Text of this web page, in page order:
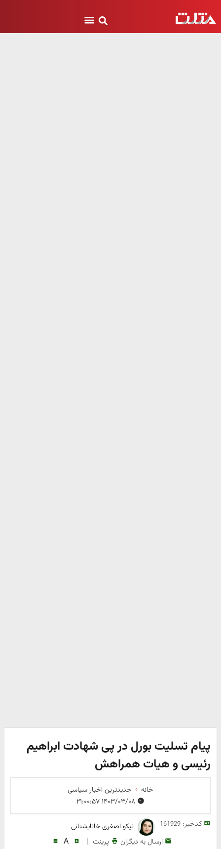
پیام تسلیت بورل در پی شهادت ابراهیم
رئیسی و هیات همراهش
خانه
جدیدترین اخبار سیاسی
کدخبر:161929 نیکو اصغری خاناپشتانی
ارسال به دیگران پرینت |
A